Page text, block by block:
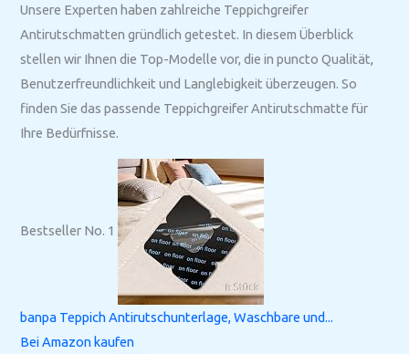
Unsere Experten haben zahlreiche Teppichgreifer
Antirutschmatten gründlich getestet. In diesem Überblick
stellen wir Ihnen die Top-Modelle vor, die in puncto Qualität,
Benutzerfreundlichkeit und Langlebigkeit überzeugen. So
finden Sie das passende Teppichgreifer Antirutschmatte für
Ihre Bedürfnisse.
Bestseller No. 1
banpa Teppich Antirutschunterlage, Waschbare und...
Bei Amazon kaufen